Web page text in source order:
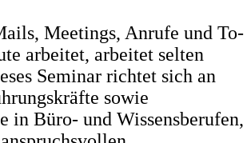
Meetings, Anrufe und To-
arbeitet, arbeitet selten
Seminar richtet sich an
sowie
in Büro- und Wissensberufen,